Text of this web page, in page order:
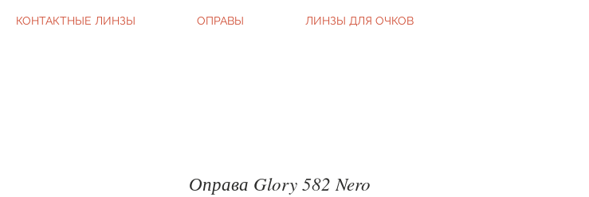
КОНТАКТНЫЕ ЛИНЗЫ ОПРАВЫ ЛИНЗЫ ДЛЯ ОЧКОВ
Оправа Glory 582 Nero